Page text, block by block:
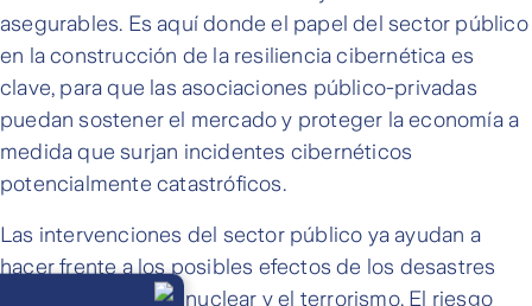
asegurables. Es aquí donde el papel del sector público
en la construcción de la resiliencia cibernética es
clave, para que las asociaciones público-privadas
puedan sostener el mercado y proteger la economía a
medida que surjan incidentes cibernéticos
potencialmente catastróficos.
Las intervenciones del sector público ya ayudan a
hacer frente a los posibles efectos de los desastres
naturales, el riesgo nuclear y el terrorismo. El riesgo